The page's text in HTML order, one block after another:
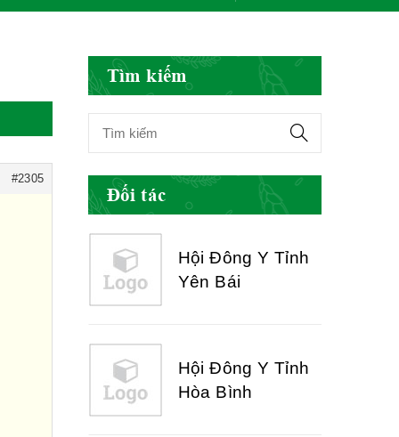
#2305
Tìm kiếm
Đối tác
Nam
Hội Đông Y Tỉnh
Yên Bái
Hội Đông Y Tỉnh
Hòa Bình
Hội Đông Y Tỉnh
Sơn La